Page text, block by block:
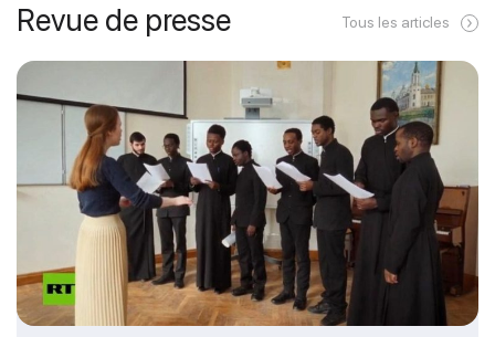
Revue de presse Tous les articles